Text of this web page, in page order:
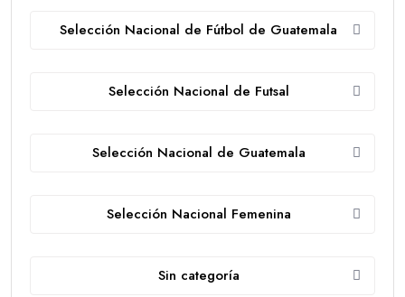
Selección Nacional de Fútbol de Guatemala
Selección Nacional de Futsal
Selección Nacional de Guatemala
Selección Nacional Femenina
Sin categoría